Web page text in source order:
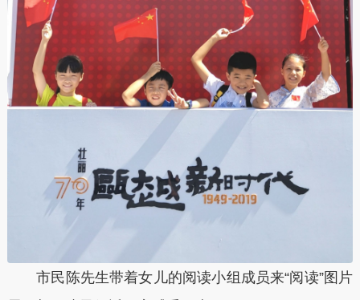
市民陈先生带着女儿的阅读小组成员来“阅读”图片